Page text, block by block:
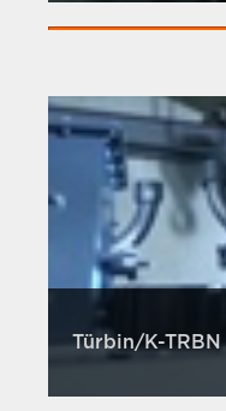
Türbin/K-TRBN